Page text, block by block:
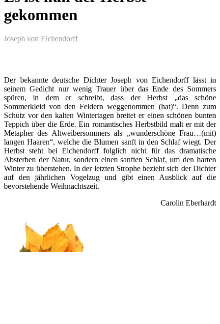
gekommen
Joseph von Eichendorff
Der bekannte deutsche Dichter Joseph von Eichendorff lässt in
seinem Gedicht nur wenig Trauer über das Ende des Sommers
spüren, in dem er schreibt, dass der Herbst „das schöne
Sommerkleid von den Feldern weggenommen (hat)“. Denn zum
Schutz vor den kalten Wintertagen breitet er einen schönen bunten
Teppich über die Erde. Ein romantisches Herbstbild malt er mit der
Metapher des Altweibersommers als „wunderschöne Frau…(mit)
langen Haaren“, welche die Blumen sanft in den Schlaf wiegt. Der
Herbst steht bei Eichendorff folglich nicht für das dramatische
Absterben der Natur, sondern einen sanften Schlaf, um den harten
Winter zu überstehen. In der letzten Strophe bezieht sich der Dichter
auf den jährlichen Vogelzug und gibt einen Ausblick auf die
bevorstehende Weihnachtszeit.
Carolin Eberhardt